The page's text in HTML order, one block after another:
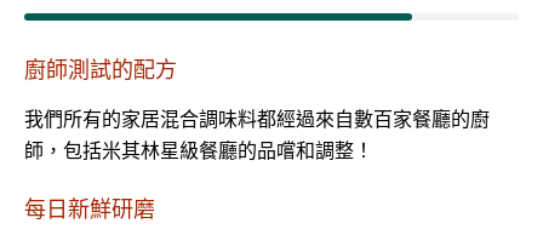
廚師測試的配方
我們所有的家居混合調味料都經過來自數百家餐廳的廚
師，包括米其林星級餐廳的品嚐和調整！
每日新鮮研磨